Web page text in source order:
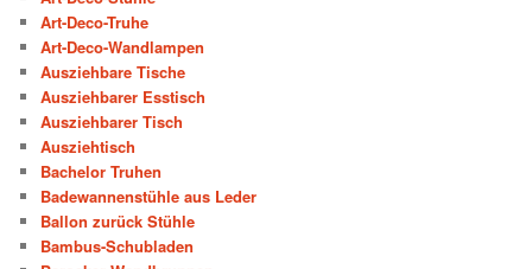
Art-Deco-Truhe
Art-Deco-Wandlampen
Ausziehbare Tische
Ausziehbarer Esstisch
Ausziehbarer Tisch
Ausziehtisch
Bachelor Truhen
Badewannenstühle aus Leder
Ballon zurück Stühle
Bambus-Schubladen